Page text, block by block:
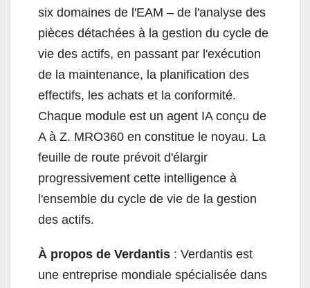
six domaines de l'EAM – de l'analyse des
pièces détachées à la gestion du cycle de
vie des actifs, en passant par l'exécution
de la maintenance, la planification des
effectifs, les achats et la conformité.
Chaque module est un agent IA conçu de
A à Z. MRO360 en constitue le noyau. La
feuille de route prévoit d'élargir
progressivement cette intelligence à
l'ensemble du cycle de vie de la gestion
des actifs.
À propos de Verdantis : Verdantis est
une entreprise mondiale spécialisée dans